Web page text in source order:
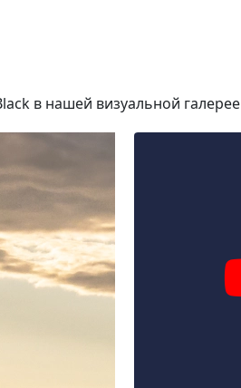
в нашей визуальной галерее